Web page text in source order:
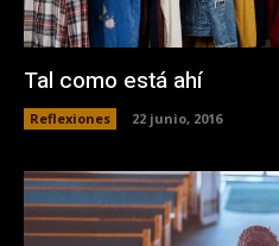
Tal como está ahí
Reflexiones 22 junio, 2016